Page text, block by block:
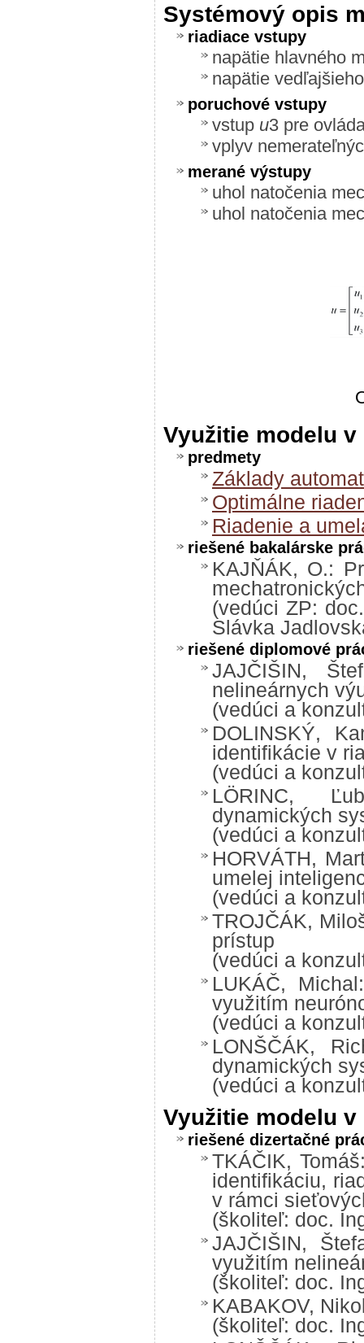
Systémový opis
riadiace vstupy
napätie hlavného
napätie
poruchové vstupy
vstup u3 pre
vplyv
merané výstupy
uhol natočenia
uhol natočenia
Využitie modelu
predmety
Základy
Optimálne
Riadenie a
riešené bakalárske
KAJŇÁK, O.:
(vedúci ZP:
Slávka
riešené diplomové
JAJČIŠIN,
nelineárnych
(vedúci a
DOLINSKÝ,
identifikácie v
(vedúci a
LÖRINC,
dynamických
(vedúci a
HORVÁTH,
umelej
(vedúci a
TROJČÁK,
prístup
(vedúci a
LUKÁČ,
využitím
(vedúci a
LONŠČÁK,
dynamických
(vedúci a
Využitie modelu
riešené dizertačné
TKÁČIK,
identifikáciu,
v rámci
(školiteľ: doc.
JAJČIŠIN,
využitím
(školiteľ: doc.
KABAKOV,
(školiteľ: doc.